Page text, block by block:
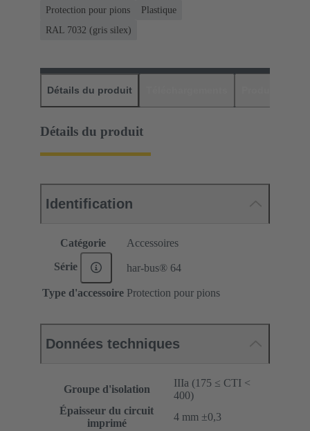
Protection pour pions
Plastique
RAL 7032 (gris silex)
Détails du produit
Détails du produit
Identification
Catégorie Accessoires
Série har-bus® 64
Type d'accessoire Protection pour pions
Données techniques
Groupe d'isolation
IIIa (175 ≤ CTI <
400)
Épaisseur du circuit
imprimé
‌4 mm ±0,3 ‌